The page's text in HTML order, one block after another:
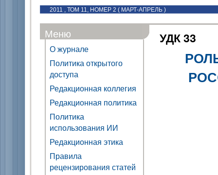
2011 , ТОМ 11, НОМЕР 2 ( МАРТ-АПРЕЛЬ )
Меню
О журнале
Политика открытого
доступа
Редакционная коллегия
Редакционная политика
Политика
использования ИИ
Редакционная этика
Правила
рецензирования статей
УДК 33